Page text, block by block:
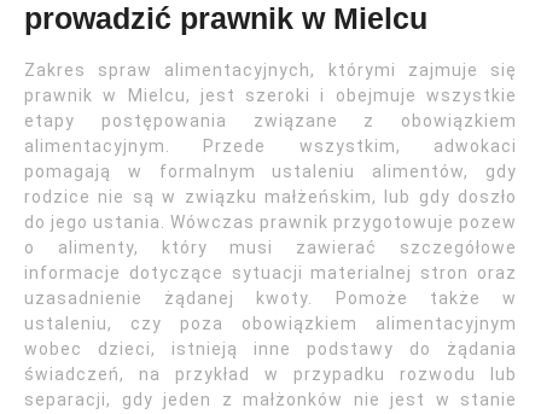
prowadzić prawnik w Mielcu
Zakres spraw alimentacyjnych, którymi zajmuje się
prawnik w Mielcu, jest szeroki i obejmuje wszystkie
etapy postępowania związane z obowiązkiem
alimentacyjnym. Przede wszystkim, adwokaci
pomagają w formalnym ustaleniu alimentów, gdy
rodzice nie są w związku małżeńskim, lub gdy doszło
do jego ustania. Wówczas prawnik przygotowuje pozew
o alimenty, który musi zawierać szczegółowe
informacje dotyczące sytuacji materialnej stron oraz
uzasadnienie żądanej kwoty. Pomoże także w
ustaleniu, czy poza obowiązkiem alimentacyjnym
wobec dzieci, istnieją inne podstawy do żądania
świadczeń, na przykład w przypadku rozwodu lub
separacji, gdy jeden z małżonków nie jest w stanie